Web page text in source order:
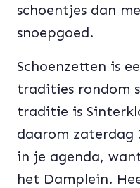
schoentjes dan
snoepgoed.
Schoenzetten is
tradities rondom
traditie is
daarom zaterdag
in je agenda,
het Damplein.